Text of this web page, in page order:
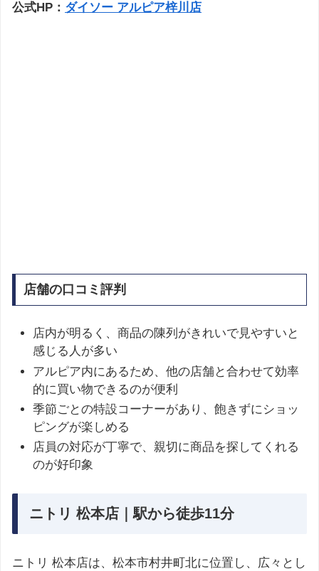
公式HP： ダイソー アルピア梓川店
店舗の口コミ評判
店内が明るく、商品の陳列がきれいで見やすいと
感じる人が多い
アルピア内にあるため、他の店舗と合わせて効率
的に買い物できるのが便利
季節ごとの特設コーナーがあり、飽きずにショッ
ピングが楽しめる
店員の対応が丁寧で、親切に商品を探してくれる
のが好印象
ニトリ 松本店｜駅から徒歩11分
ニトリ 松本店は、松本市村井町北に位置し、広々とし